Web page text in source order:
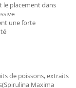
le placement dans
une forte
de poissons, extraits
Maxima